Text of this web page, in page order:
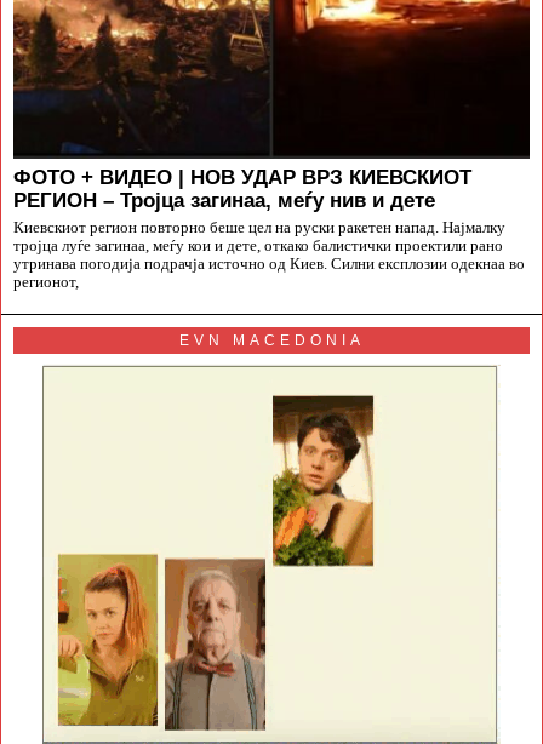
ФОТО + ВИДЕО | НОВ УДАР ВРЗ КИЕВСКИОТ
РЕГИОН – Тројца загинаа, меѓу нив и дете
Киевскиот регион повторно беше цел на руски ракетен напад. Најмалку
тројца луѓе загинаа, меѓу кои и дете, откако балистички проектили рано
утринава погодија подрачја источно од Киев. Силни експлозии одекнаа во
регионот,
EVN MACEDONIA